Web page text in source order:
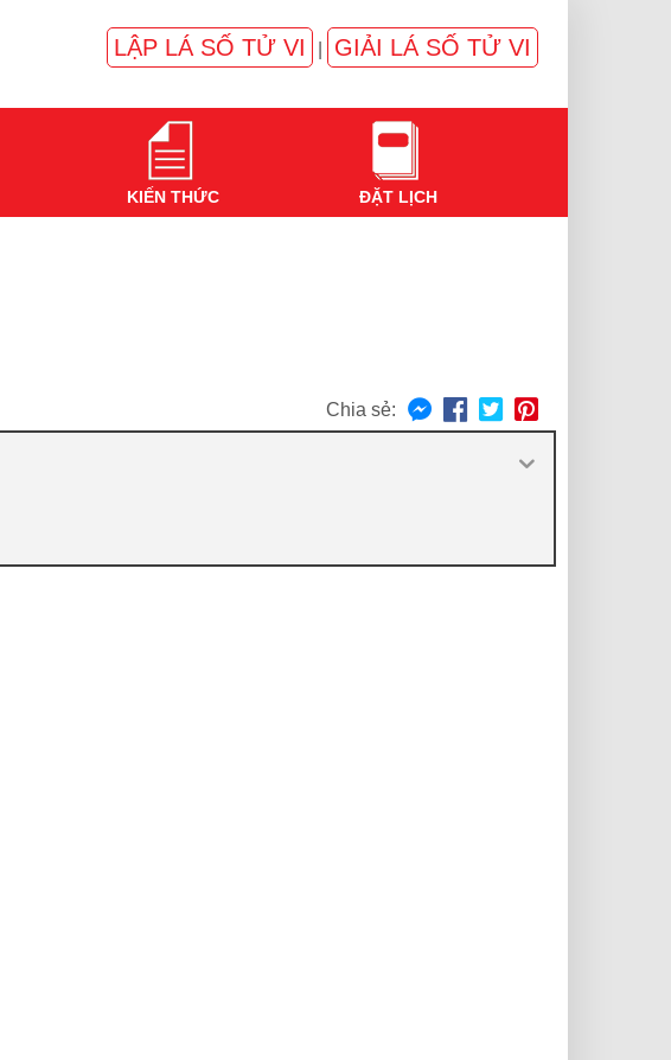
LẬP LÁ SỐ TỬ VI GIẢI LÁ SỐ TỬ VI
KIẾN THỨC ĐẶT LỊCH
Chia sẻ: